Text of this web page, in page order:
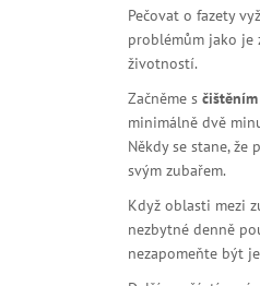
Pečovat o fazety
problémům jako je
životností.
Začněme s
minimálně dvě
Někdy se stane,
svým zubařem.
Když oblasti mezi
nezbytné denně
nezapomeňte být